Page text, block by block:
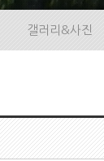
갤러리&사진